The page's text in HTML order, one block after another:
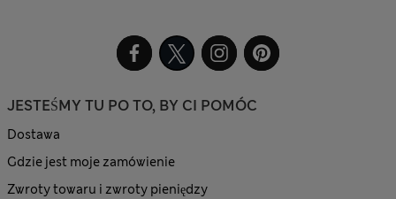
JESTEŚMY TU PO TO, BY CI POMÓC
Dostawa
Gdzie jest moje zamówienie
Zwroty towaru i zwroty pieniędzy